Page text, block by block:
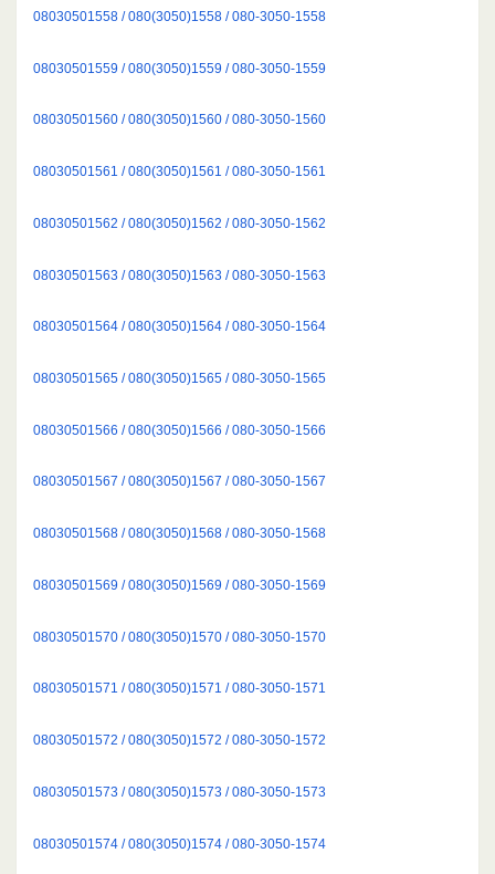
08030501558 / 080(3050)1558 / 080-3050-1558
08030501559 / 080(3050)1559 / 080-3050-1559
08030501560 / 080(3050)1560 / 080-3050-1560
08030501561 / 080(3050)1561 / 080-3050-1561
08030501562 / 080(3050)1562 / 080-3050-1562
08030501563 / 080(3050)1563 / 080-3050-1563
08030501564 / 080(3050)1564 / 080-3050-1564
08030501565 / 080(3050)1565 / 080-3050-1565
08030501566 / 080(3050)1566 / 080-3050-1566
08030501567 / 080(3050)1567 / 080-3050-1567
08030501568 / 080(3050)1568 / 080-3050-1568
08030501569 / 080(3050)1569 / 080-3050-1569
08030501570 / 080(3050)1570 / 080-3050-1570
08030501571 / 080(3050)1571 / 080-3050-1571
08030501572 / 080(3050)1572 / 080-3050-1572
08030501573 / 080(3050)1573 / 080-3050-1573
08030501574 / 080(3050)1574 / 080-3050-1574